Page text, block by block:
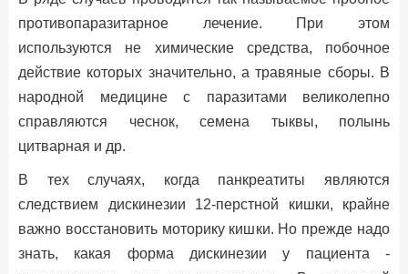
противопаразитарное лечение. При этом
используются не химические средства, побочное
действие которых значительно, атравяные сборы. В
народной медицине с паразитами великолепно
справляются чеснок, семена тыквы, полынь
цитварная и др.
В тех случаях, когда панкреатиты являются
следствием дискинезии 12-перстной кишки, крайне
важно восстановить моторику кишки. Но прежде надо
знать, какая форма дискинезии у пациента -